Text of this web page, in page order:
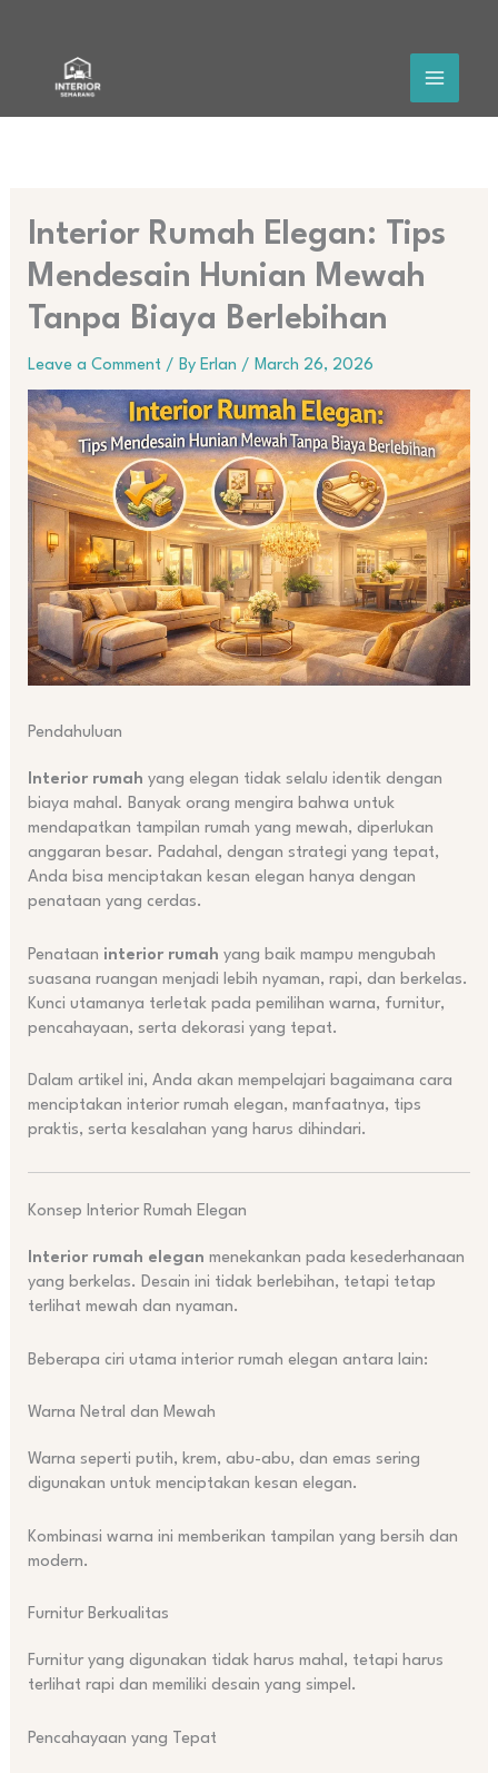
Interior Rumah Elegan: Tips
Mendesain Hunian Mewah
Tanpa Biaya Berlebihan
Leave a Comment / By Erlan / March 26, 2026
Pendahuluan
Interior rumah yang elegan tidak selalu identik dengan
biaya mahal. Banyak orang mengira bahwa untuk
mendapatkan tampilan rumah yang mewah, diperlukan
anggaran besar. Padahal, dengan strategi yang tepat,
Anda bisa menciptakan kesan elegan hanya dengan
penataan yang cerdas.
Penataan interior rumah yang baik mampu mengubah
suasana ruangan menjadi lebih nyaman, rapi, dan berkelas.
Kunci utamanya terletak pada pemilihan warna, furnitur,
pencahayaan, serta dekorasi yang tepat.
Dalam artikel ini, Anda akan mempelajari bagaimana cara
menciptakan interior rumah elegan, manfaatnya, tips
praktis, serta kesalahan yang harus dihindari.
Konsep Interior Rumah Elegan
Interior rumah elegan menekankan pada kesederhanaan
yang berkelas. Desain ini tidak berlebihan, tetapi tetap
terlihat mewah dan nyaman.
Beberapa ciri utama interior rumah elegan antara lain:
Warna Netral dan Mewah
Warna seperti putih, krem, abu-abu, dan emas sering
digunakan untuk menciptakan kesan elegan.
Kombinasi warna ini memberikan tampilan yang bersih dan
modern.
Furnitur Berkualitas
Furnitur yang digunakan tidak harus mahal, tetapi harus
terlihat rapi dan memiliki desain yang simpel.
Pencahayaan yang Tepat